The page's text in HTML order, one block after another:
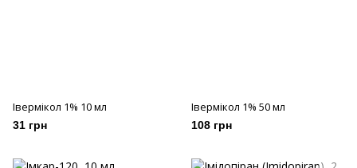
Івермікол 1% 10 мл
31 грн
Івермікол 1% 50 мл
108 грн